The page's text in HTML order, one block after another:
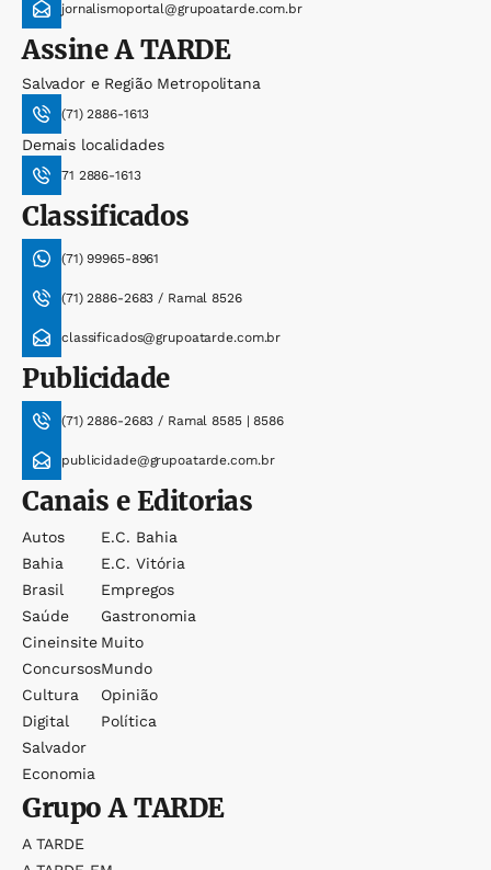
jornalismoportal@grupoatarde.com.br
AssineA TARDE
Salvador e Região Metropolitana
(71) 2886-1613
Demais localidades
71 2886-1613
Classificados
(71) 99965-8961
(71) 2886-2683 / Ramal 8526
classificados@grupoatarde.com.br
Publicidade
(71) 2886-2683 / Ramal 8585 | 8586
publicidade@grupoatarde.com.br
Canais e Editorias
Autos
Bahia
Brasil
Saúde
Cineinsite
Concursos
Cultura
Digital
Salvador
Economia
E.c. Bahia
E.c. Vitória
Empregos
Gastronomia
Muito
Mundo
Opinião
Política
GrupoA TARDE
A TARDE